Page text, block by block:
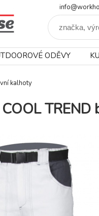
ODĚVY
kalhoty
TREND